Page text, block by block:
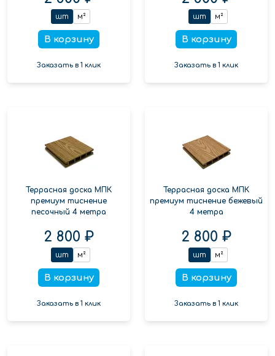
шт м²
В корзину
Заказать в 1 клик
шт м²
В корзину
Заказать в 1 клик
Террасная доска МПК
премиум тиснение
песочный 4 метра
2 800 ₽
шт м²
В корзину
Заказать в 1 клик
Террасная доска МПК
премиум тиснение бежевый
4 метра
2 800 ₽
шт м²
В корзину
Заказать в 1 клик